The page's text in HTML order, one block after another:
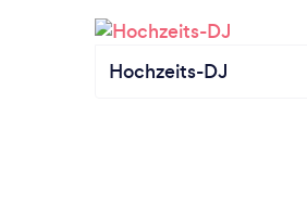
Hochzeits-DJ